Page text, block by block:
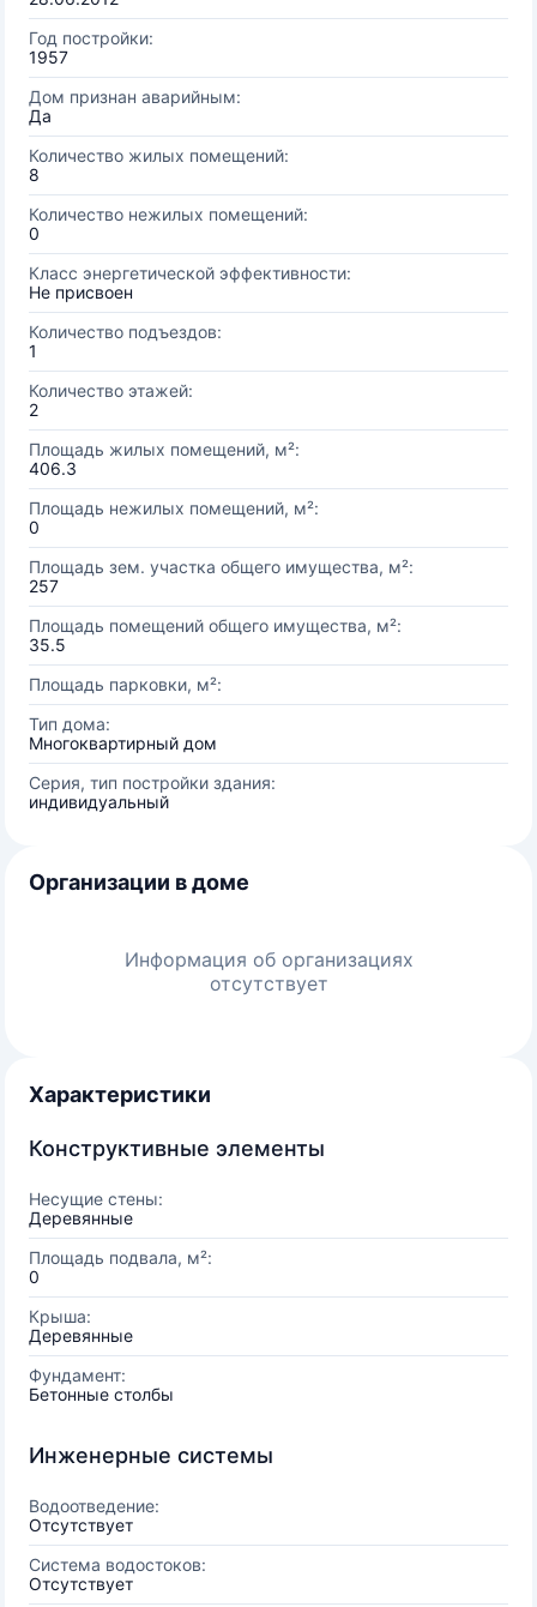
Год постройки:
1957
Дом признан аварийным:
Да
Количество жилых помещений:
8
Количество нежилых помещений:
0
Класс энергетической эффективности:
Не присвоен
Количество подъездов:
1
Количество этажей:
2
Площадь жилых помещений, м²:
406.3
Площадь нежилых помещений, м²:
0
Площадь зем. участка общего имущества, м²:
257
Площадь помещений общего имущества, м²:
35.5
Площадь парковки, м²:
Тип дома:
Многоквартирный дом
Серия, тип постройки здания:
индивидуальный
Организации в доме
Информация об организациях
отсутствует
Характеристики
Конструктивные элементы
Несущие стены:
Деревянные
Площадь подвала, м²:
0
Крыша:
Деревянные
Фундамент:
Бетонные столбы
Инженерные системы
Водоотведение:
Отсутствует
Система водостоков:
Отсутствует